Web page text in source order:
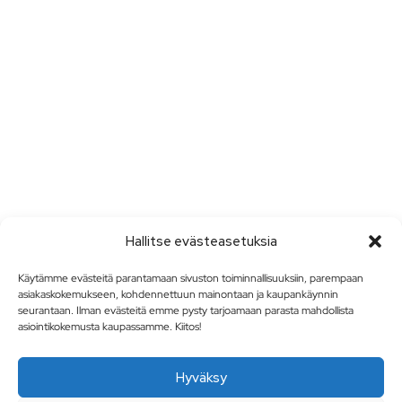
Hallitse evästeasetuksia
Käytämme evästeitä parantamaan sivuston toiminnallisuuksiin, parempaan
asiakaskokemukseen, kohdennettuun mainontaan ja kaupankäynnin
seurantaan. Ilman evästeitä emme pysty tarjoamaan parasta mahdollista
asiointikokemusta kaupassamme. Kiitos!
Hyväksy